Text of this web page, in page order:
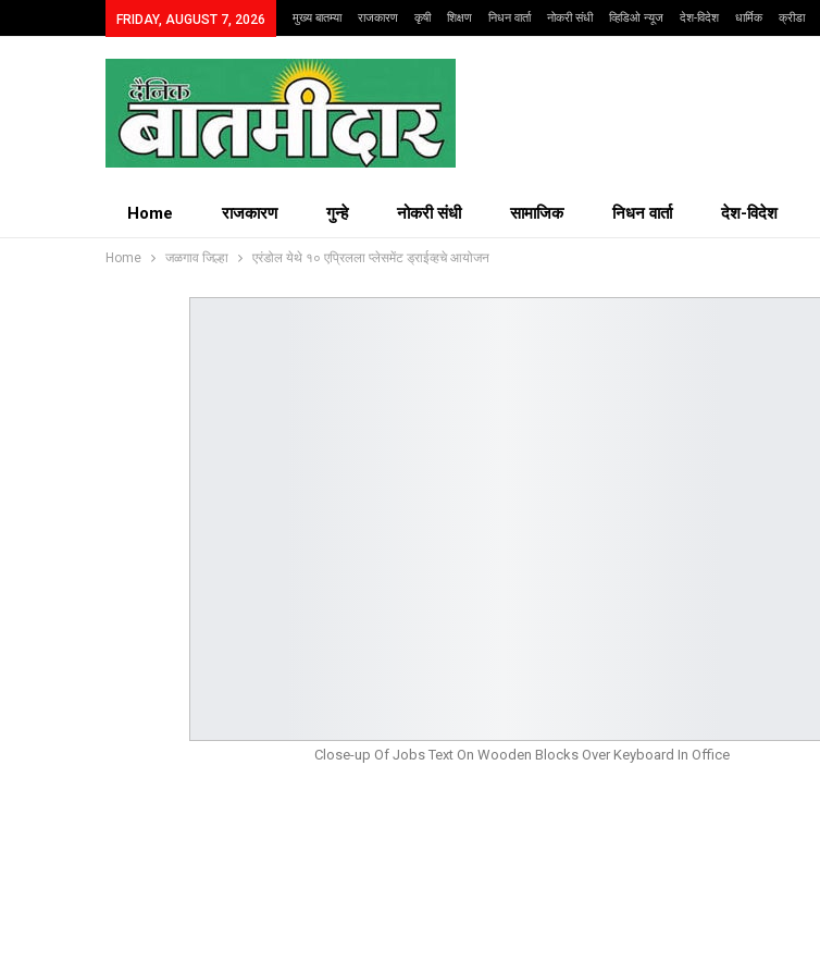
FRIDAY, AUGUST 7, 2026 मुख्य बातम्या राजकारण कृषी शिक्षण निधन वार्ता नोकरी संधी व्हिडिओ न्यूज देश-विदेश धार्मिक क्रीडा
Home राजकारण गुन्हे नोकरी संधी सामाजिक निधन वार्ता देश-विदेश
Home जळगाव जिल्हा एरंडोल येथे १० एप्रिलला प्लेसमेंट ड्राईव्हचे आयोजन
Close-up Of Jobs Text On Wooden Blocks Over Keyboard In Office